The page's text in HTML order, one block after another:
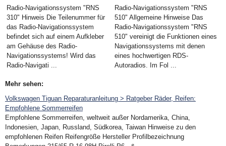
Radio-Navigationssystem "RNS
310" Hinweis Die Teilenummer für
das Radio-Navigationssystem
befindet sich auf einem Aufkleber
am Gehäuse des Radio-
Navigationssystems! Wird das
Radio-Navigati ...
Radio-Navigationssystem "RNS
510" Allgemeine Hinweise Das
Radio-Navigationssystem "RNS
510" vereinigt die Funktionen eines
Navigationssystems mit denen
eines hochwertigen RDS-
Autoradios. Im Fol ...
Mehr sehen:
Volkswagen Tiguan Reparaturanleitung > Ratgeber Räder, Reifen:
Empfohlene Sommerreifen
Empfohlene Sommerreifen, weltweit außer Nordamerika, China,
Indonesien, Japan, Russland, Südkorea, Taiwan Hinweise zu den
empfohlenen Reifen Reifengröße Hersteller Profilbezeichnung